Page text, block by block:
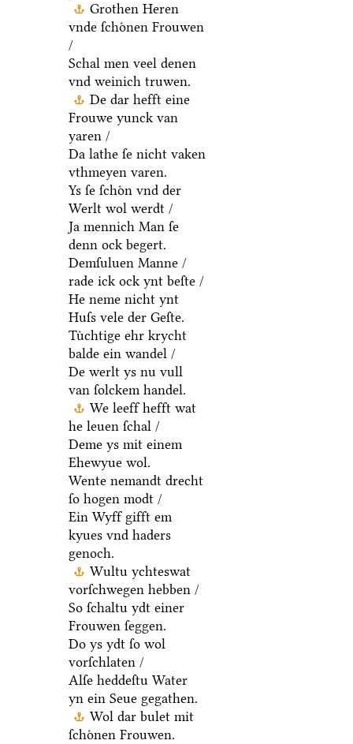
Grothen Heren
vnde ſchoͤnen Frouwen
/
Schal men veel denen
vnd weinich truwen.
De dar hefft eine
Frouwe yunck van
yaren /
Da lathe ſe nicht vaken
vthmeyen varen.
Ys ſe ſchoͤn vnd der
Werlt wol werdt /
Ja mennich Man ſe
denn ock begert.
Demſuluen Manne /
rade ick ock ynt beſte /
He neme nicht ynt
Huſs vele der Geſte.
Tuͤchtige ehr krycht
balde ein wandel /
De werlt ys nu vull
van ſolckem handel.
We leeff hefft wat
he leuen ſchal /
Deme ys mit einem
Ehewyue wol.
Wente nemandt drecht
ſo hogen modt /
Ein Wyff gifft em
kyues vnd haders
genoch.
Wultu ychteswat
vorſchwegen hebben /
So ſchaltu ydt einer
Frouwen ſeggen.
Do ys ydt ſo wol
vorſchlaten /
Alſe heddeſtu Water
yn ein Seue gegathen.
Wol dar bulet mit
ſchoͤnen Frouwen.